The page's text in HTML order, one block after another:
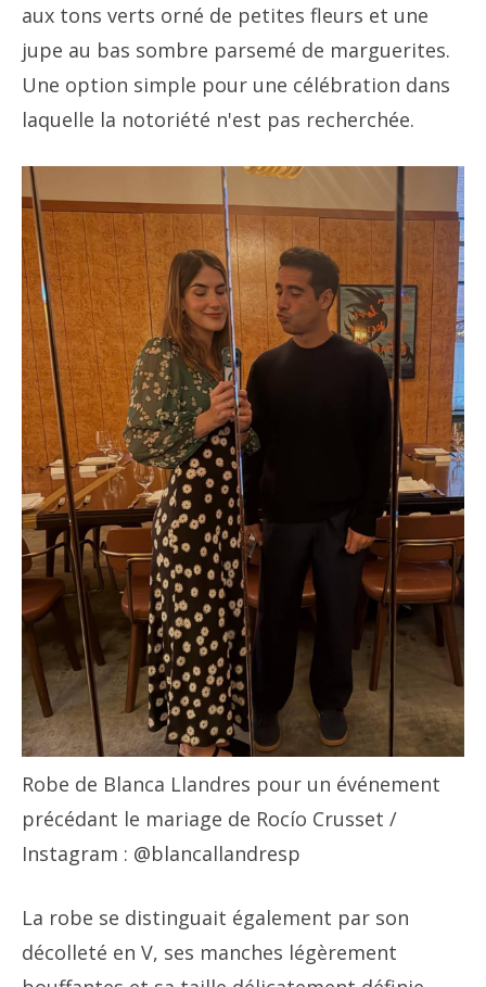
aux tons verts orné de petites fleurs et une
jupe au bas sombre parsemé de marguerites.
Une option simple pour une célébration dans
laquelle la notoriété n'est pas recherchée.
Robe de Blanca Llandres pour un événement
précédant le mariage de Rocío Crusset /
Instagram : @blancallandresp
La robe se distinguait également par son
décolleté en V, ses manches légèrement